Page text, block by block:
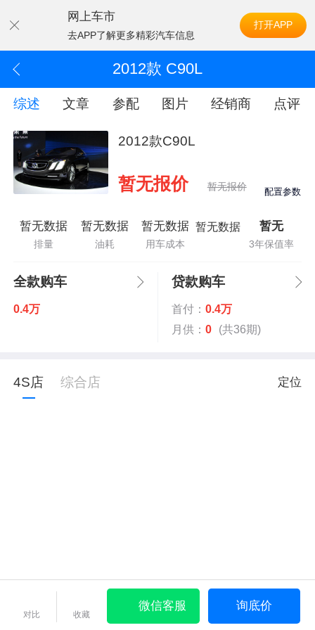
网上车市
去APP了解更多精彩汽车信息
打开APP
2012款 C90L
综述 文章 参配 图片 经销商 点评
2012款C90L
暂无报价 暂无报价 配置参数
暂无数据
排量
暂无数据
油耗
暂无数据
用车成本
暂无数据 暂无
3年保值率
全款购车
0.4万
贷款购车
首付： 0.4万
月供： 0 (共36期)
4S店 综合店 定位
对比 收藏
微信客服 询底价